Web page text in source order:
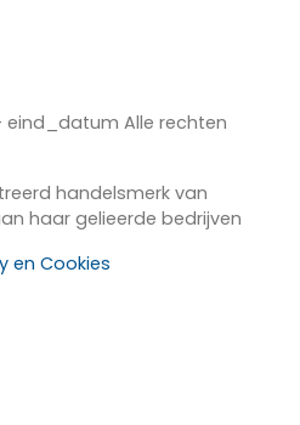
eind_datum Alle rechten
handelsmerk van
haar gelieerde bedrijven
en Cookies